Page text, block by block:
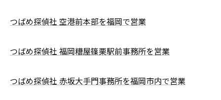
つばめ探偵社 空港前本部を福岡で営業
つばめ探偵社 福岡糟屋篠栗駅前事務所を営業
つばめ探偵社 赤坂大手門事務所を福岡市内で営業